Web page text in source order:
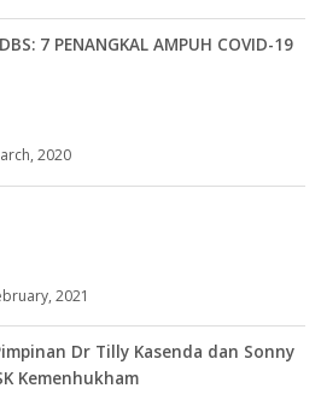
7 PENANGKAL AMPUH COVID-19
2020
2021
Dr Tilly Kasenda dan Sonny
Kemenhukham